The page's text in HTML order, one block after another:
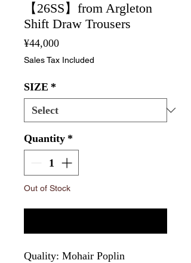
【26SS】from Argleton
Shift Draw Trousers
¥44,000Price
Sales Tax Included
SIZE *
Quantity *
Out of Stock
Quality: Mohair Poplin